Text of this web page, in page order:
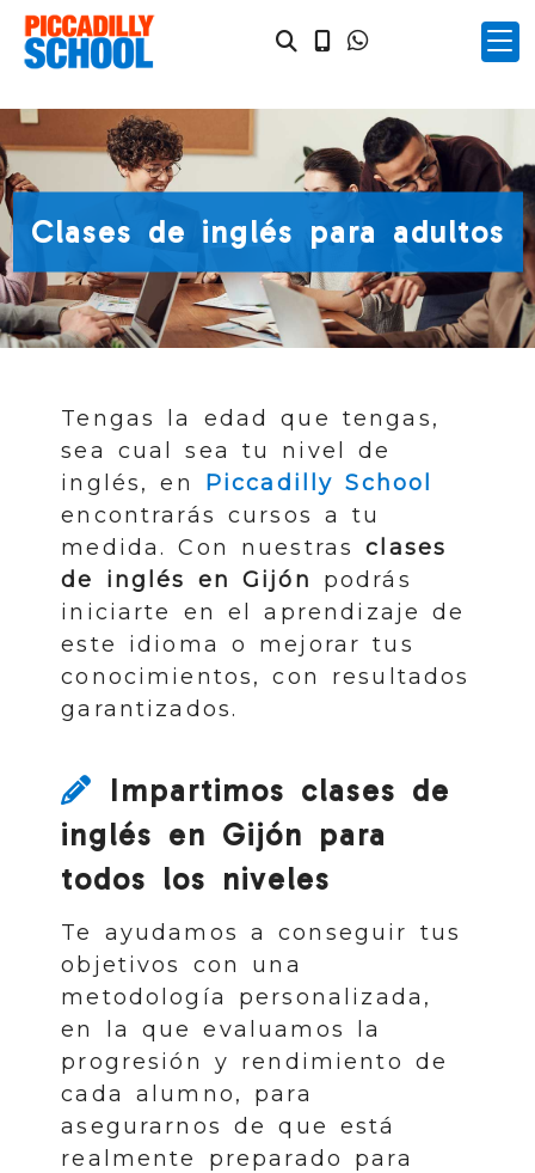
Clases de inglés para adultos
Tengas la edad que tengas,
sea cual sea tu nivel de
inglés, en
Piccadilly School
encontrarás cursos a tu
medida. Con nuestrasclases
de inglés en Gijón
podrás
iniciarte en el aprendizaje de
este idioma o mejorar tus
conocimientos, con resultados
garantizados.
Impartimos clases de
inglés en Gijón para
todos los niveles
Te ayudamos a conseguir tus
objetivos con una
metodología personalizada,
en la que evaluamos la
progresión y rendimiento de
cada alumno, para
asegurarnos de que está
realmente preparado para